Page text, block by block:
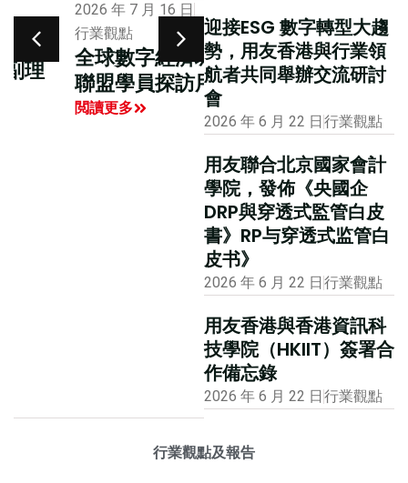
行業觀點及報告
2026 年 7 月 16 日
行業觀點
全球數字經濟城市
聯盟學員探訪用友
閲讀更多
市場活動
大公報專版報道用
友聯合主辦的國際
財務及會計數智化
創新峰會
閲讀更多
迎接ESG 數字轉型大趨
勢，用友香港與行業領
航者共同舉辦交流研討
會
2026 年 6 月 22 日 行業觀點
用友聯合北京國家會計
學院，發佈《央國企
DRP與穿透式監管白皮
書》RP与穿透式监管白
皮书》
2026 年 6 月 22 日 行業觀點
用友香港與香港資訊科
技學院（HKIIT）簽署合
作備忘錄
2026 年 6 月 22 日 行業觀點